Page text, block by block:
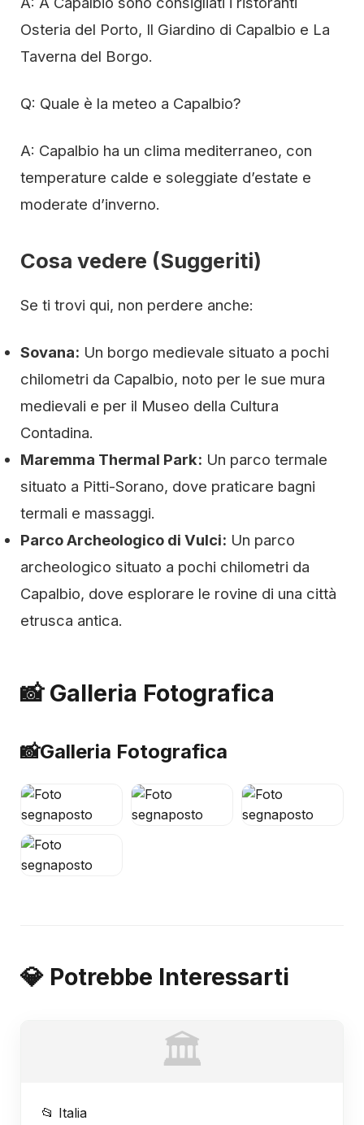
Osteria del Porto, Il Giardino di Capalbio e La
Taverna del Borgo.
Q: Quale è la meteo a Capalbio?
A: Capalbio ha un clima mediterraneo, con
temperature calde e soleggiate d’estate e
moderate d’inverno.
Cosa vedere (Suggeriti)
Se ti trovi qui, non perdere anche:
Sovana: Un borgo medievale situato a pochi
chilometri da Capalbio, noto per le sue mura
medievali e per il Museo della Cultura
Contadina.
Maremma Thermal Park: Un parco termale
situato a Pitti-Sorano, dove praticare bagni
termali e massaggi.
Parco Archeologico di Vulci: Un parco
archeologico situato a pochi chilometri da
Capalbio, dove esplorare le rovine di una città
etrusca antica.
📸 Galleria Fotografica
📸Galleria Fotografica
💎 Potrebbe Interessarti
🏛️
📂 Italia